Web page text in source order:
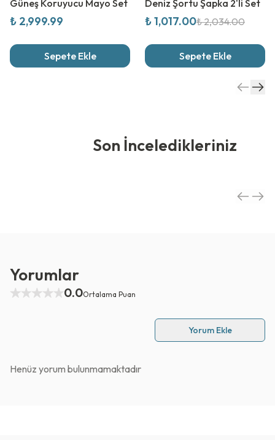
Güneş Koruyucu Mayo Set
₺ 2,999.99
Sepete Ekle
Deniz Şortu Şapka 2'li Set
₺ 1,017.00₺ 2,034.00
Sepete Ekle
Son İnceledikleriniz
Yorumlar
0.0Ortalama Puan
Yorum Ekle
Henüz yorum bulunmamaktadır